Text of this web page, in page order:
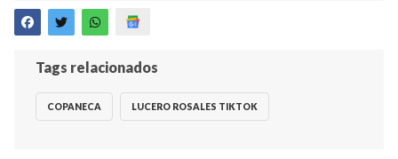
Tags relacionados
COPANECA LUCERO ROSALES TIKTOK